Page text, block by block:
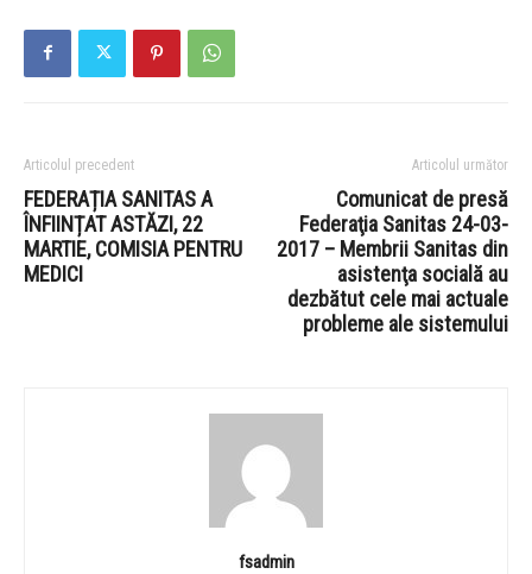
Articolul precedent
FEDERAȚIA SANITAS A
ÎNFIINȚAT ASTĂZI, 22
MARTIE, COMISIA PENTRU
MEDICI
Articolul următor
Comunicat de presă
Federaţia Sanitas 24-03-
2017 – Membrii Sanitas din
asistenţa socială au
dezbătut cele mai actuale
probleme ale sistemului
fsadmin